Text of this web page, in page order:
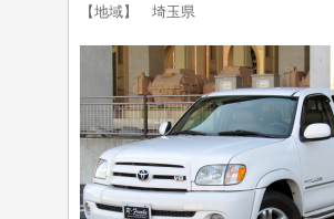
【地域】 埼玉県